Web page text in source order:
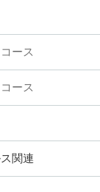
ース
ース
関連